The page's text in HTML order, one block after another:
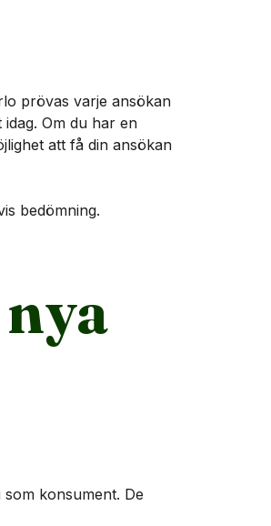
prövas varje ansökan
Om du har en
att få din ansökan
bedömning.
konsument. De